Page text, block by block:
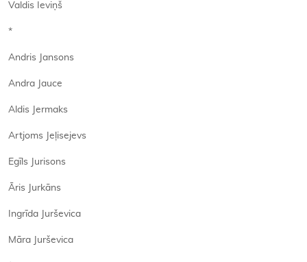
Valdis Ieviņš
*
Andris Jansons
Andra Jauce
Aldis Jermaks
Artjoms Jeļisejevs
Egīls Jurisons
Āris Jurkāns
Ingrīda Jurševica
Māra Jurševica